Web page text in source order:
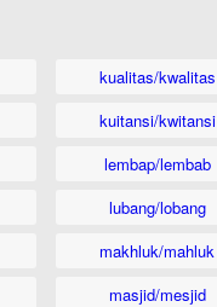
kualitas/kwalitas
kuitansi/kwitansi
lembap/lembab
lubang/lobang
makhluk/mahluk
masjid/mesjid